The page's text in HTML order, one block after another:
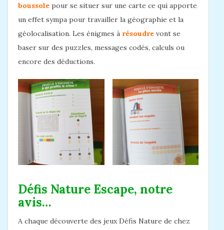
boussole pour se situer sur une carte ce qui apporte
un effet sympa pour travailler la géographie et la
géolocalisation. Les énigmes à résoudre vont se
baser sur des puzzles, messages codés, calculs ou
encore des déductions.
Défis Nature Escape, notre
avis…
A chaque découverte des jeux Défis Nature de chez